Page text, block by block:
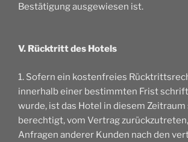
Bestätigung ausgewiesen ist.
V. Rücktritt des Hotels
1. Sofern ein kostenfreies
innerhalb einer bestimmten Frist
wurde, ist das Hotel in diesem
berechtigt, vom Vertrag
Anfragen anderer Kunden nach den